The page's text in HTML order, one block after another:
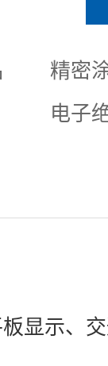
精密
电子
显示、